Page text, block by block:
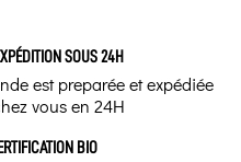
SOUS 24H
est preparée et expédiée
vous en 24H
BIO